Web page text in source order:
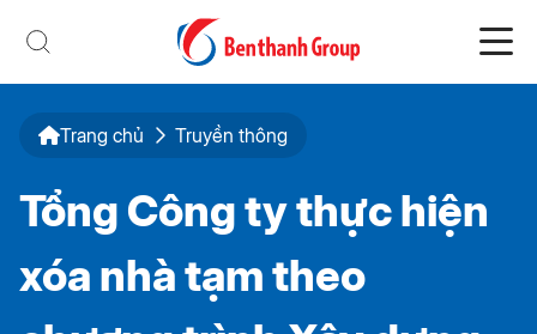
Trang chủ Truyền thông
Tổng Công ty thực hiện
xóa nhà tạm theo